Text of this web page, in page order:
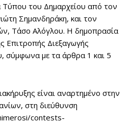
του Δημαρχείου από τον
Σημανδηράκη, και τον
Τάσο Αλόγλου. Η δημοπρασία
Επιτροπής Διεξαγωγής
σύμφωνα με τα άρθρα 1 και 5
είναι αναρτημένο στην
στη διεύθυνση
contests-